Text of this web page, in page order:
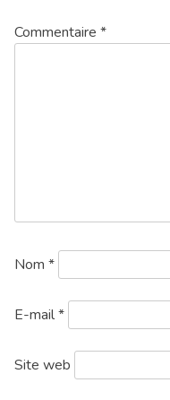
Commentaire *
Nom *
E-mail*
Site web